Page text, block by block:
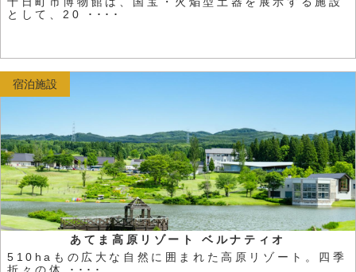
として、20 ････
あてま高原リゾート ベルナティオ
510haもの広大な自然に囲まれた高原リゾート。四季
宿泊施設